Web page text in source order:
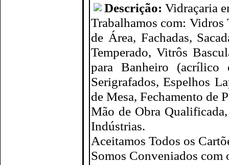
Descrição: Vidraçaria
Trabalhamos com: Vidros
de Área, Fachadas,
Temperado, Vitrôs
para Banheiro (acrílico
Serigrafados, Espelhos
de Mesa, Fechamento de
Mão de Obra
Indústrias.
Aceitamos Todos os
Somos Conveniados